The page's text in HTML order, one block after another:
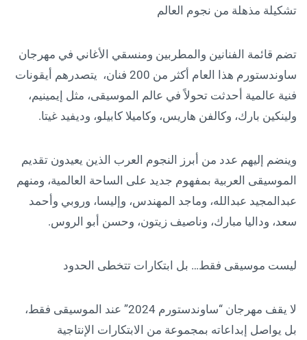
تشكيلة مذهلة من نجوم العالم
تضم قائمة الفنانين والمطربين ومنسقي الأغاني في مهرجان
ساوندستورم هذا العام أكثر من 200 فنان، يتصدرهم أيقونات
فنية عالمية أحدثت تحولاً في عالم الموسيقى، مثل إيمينيم،
ولينكين بارك، وكالفن هاريس، وكاميلا كابيلو، وديفيد غيتا.
وينضم إليهم عدد من أبرز النجوم العرب الذين يعيدون تقديم
الموسيقى العربية بمفهوم جديد على الساحة العالمية، ومنهم
عبدالمجيد عبدالله، وماجد المهندس، وإليسا، وروبي وأحمد
سعد، وداليا مبارك، وناصيف زيتون، وحسن أبو الروس.
ليست موسيقى فقط… بل ابتكارات تتخطى الحدود
لا يقف مهرجان “ساوندستورم 2024” عند الموسيقى فقط،
بل يواصل إبداعاته بمجموعة من الابتكارات الإنتاجية